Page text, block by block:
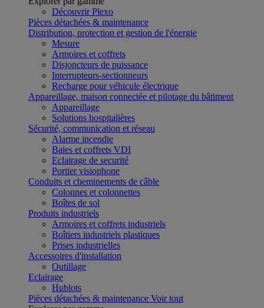
Découvrir Plexo
Pièces détachées & maintenance
Distribution, protection et gestion de l'énergie
Mesure
Armoires et coffrets
Disjoncteurs de puissance
Interrupteurs-sectionneurs
Recharge pour véhicule électrique
Appareillage, maison connectée et pilotage du bâtiment
Appareillage
Solutions hospitalières
Sécurité, communication et réseau
Alarme incendie
Baies et coffrets VDI
Eclairage de securité
Portier visiophone
Conduits et cheminements de câble
Colonnes et colonnettes
Boîtes de sol
Produits industriels
Armoires et coffrets industriels
Boîtiers industriels plastiques
Prises industrielles
Accessoires d'installation
Outillage
Eclairage
Hublots
Pièces détachées & maintenance Voir tout